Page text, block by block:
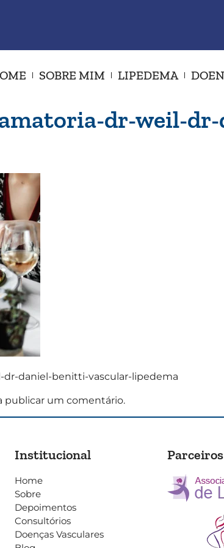
SOBRE MIM LIPEDEMA
dr-weil-
daniel-benitti-vascular-lipedema
publicar um comentário.
Institucional
Home
Sobre
Depoimentos
Consultórios
Doenças Vasculares
Parceiros